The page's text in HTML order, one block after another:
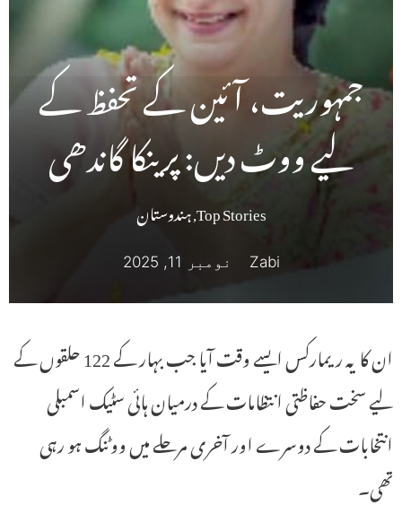
جمہوریت، آئین کے تحفظ کے
لیے ووٹ دیں: پرینکا گاندھی
Top Stories
,ہندوستان
Zabi نومبر 11, 2025
ان کا یہ ریمارکس ایسے وقت آیا جب بہار کے 122 حلقوں کے
لیے سخت حفاظتی انتظامات کے درمیان ہائی سٹیک اسمبلی
انتخابات کے دوسرے اور آخری مرحلے میں ووٹنگ ہو رہی
تھی۔